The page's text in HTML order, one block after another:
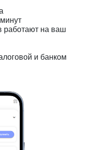
работают на ваш
и банком